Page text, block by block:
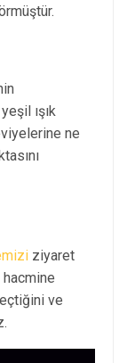
ışık
ne
ziyaret
ve